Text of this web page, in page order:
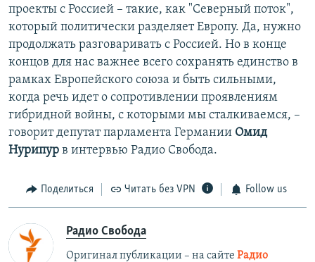
проекты с Россией – такие, как "Северный поток",
который политически разделяет Европу. Да, нужно
продолжать разговаривать с Россией. Но в конце
концов для нас важнее всего сохранять единство в
рамках Европейского союза и быть сильными,
когда речь идет о сопротивлении проявлениям
гибридной войны, с которыми мы сталкиваемся, –
говорит депутат парламента Германии Омид
Нурипур в интервью Радио Свобода.
Поделиться Читать без VPN Follow us
Радио Свобода
Оригинал публикации – на сайте Радио